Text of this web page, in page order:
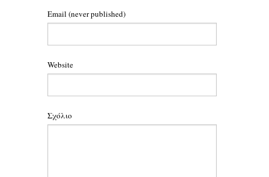
Email (never published)
Website
Σχόλιο